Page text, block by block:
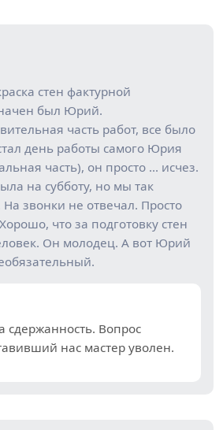
стен фактурной
был Юрий.
часть работ, все было
день работы самого Юрия
часть), он просто … исчез.
на субботу, но мы так
звонки не отвечал. Просто
что за подготовку стен
Он молодец. А вот Юрий
сдержанность. Вопрос
нас мастер уволен.